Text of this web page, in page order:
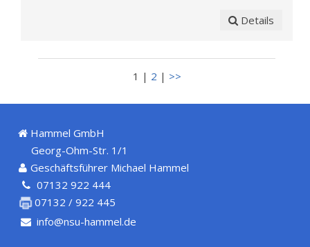
Details
1 | 2 | >>
Hammel GmbH
Georg-Ohm-Str. 1/1
Geschäftsführer Michael Hammel
07132 922 444
07132 / 922 445
info@nsu-hammel.de